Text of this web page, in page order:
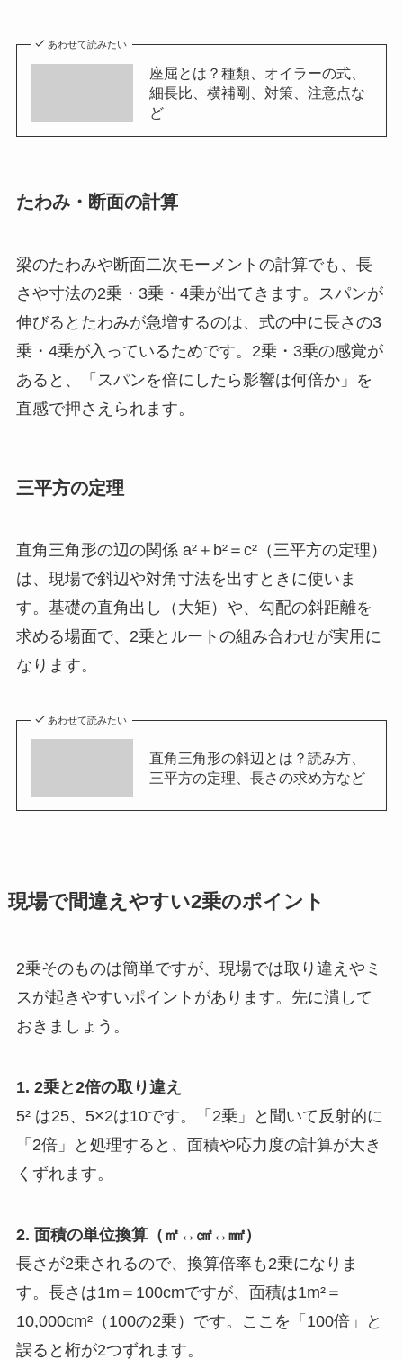
あわせて読みたい
座屈とは？種類、オイラーの式、
細長比、横補剛、対策、注意点な
ど
たわみ・断面の計算
梁のたわみや断面二次モーメントの計算でも、長
さや寸法の2乗・3乗・4乗が出てきます。スパンが
伸びるとたわみが急増するのは、式の中に長さの3
乗・4乗が入っているためです。2乗・3乗の感覚が
あると、「スパンを倍にしたら影響は何倍か」を
直感で押さえられます。
三平方の定理
直角三角形の辺の関係 a²＋b²＝c²（三平方の定理）
は、現場で斜辺や対角寸法を出すときに使いま
す。基礎の直角出し（大矩）や、勾配の斜距離を
求める場面で、2乗とルートの組み合わせが実用に
なります。
あわせて読みたい
直角三角形の斜辺とは？読み方、
三平方の定理、長さの求め方など
現場で間違えやすい2乗のポイント
2乗そのものは簡単ですが、現場では取り違えやミ
スが起きやすいポイントがあります。先に潰して
おきましょう。
1. 2乗と2倍の取り違え
5² は25、5×2は10です。「2乗」と聞いて反射的に
「2倍」と処理すると、面積や応力度の計算が大き
くずれます。
2. 面積の単位換算（㎡↔㎠↔㎟）
長さが2乗されるので、換算倍率も2乗になりま
す。長さは1m＝100cmですが、面積は1m²＝
10,000cm²（100の2乗）です。ここを「100倍」と
誤ると桁が2つずれます。